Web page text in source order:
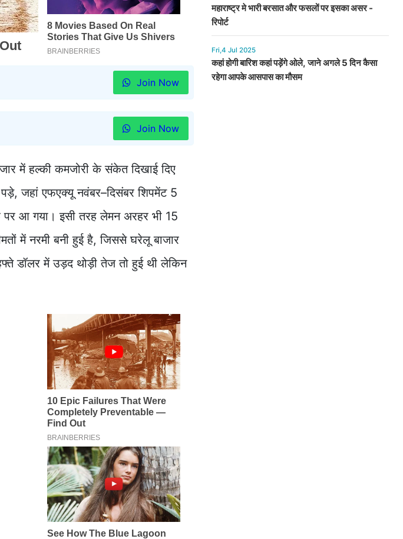
Join Now
Join Now
में हल्की कमजोरी के संकेत दिखाई दिए
जहां एफएक्यू नवंबर–दिसंबर शिपमेंट 5
आ गया। इसी तरह लेमन अरहर भी 15
में नरमी बनी हुई है, जिससे घरेलू बाजार
डॉलर में उड़द थोड़ी तेज तो हुई थी लेकिन
महाराष्ट्र मे भारी बरसात और फसलों पर इसका असर -
रिपोर्ट
Fri,4 Jul 2025
कहां होगी बारिश कहां पड़ेंगे ओले, जाने अगले 5 दिन कैसा
रहेगा आपके आसपास का मौसम